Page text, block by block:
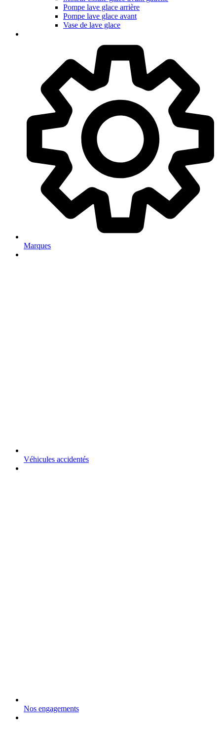
Pompe lave glace arrière
Pompe lave glace avant
Vase de lave glace
Marques
Véhicules accidentés
Nos engagements